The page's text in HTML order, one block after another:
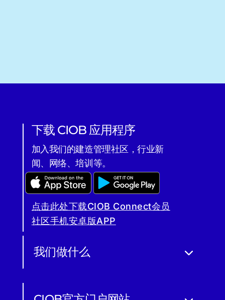
下载 CIOB 应用程序
加入我们的建造管理社区，行业新
闻、网络、培训等。
点击此处下载CIOB Connect会员
社区手机安卓版APP
我们做什么